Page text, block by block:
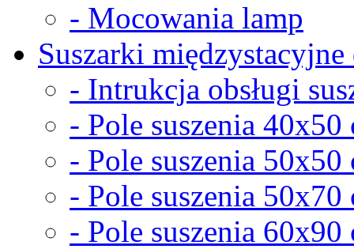
- Mocowania lamp
Suszarki
- Intrukcja obsługi
- Pole suszenia 40x50
- Pole suszenia 50x50
- Pole suszenia 50x70
- Pole suszenia 60x90